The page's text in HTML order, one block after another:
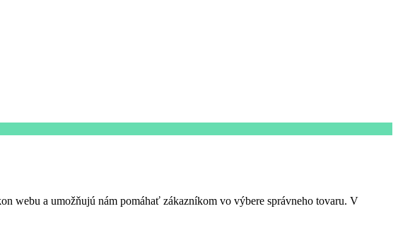
webu a umožňujú nám pomáhať zákazníkom vo výbere správneho tovaru. V